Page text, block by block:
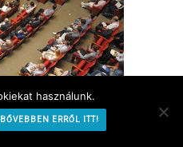
használunk.
BŐVEBBEN ERRŐL ITT!